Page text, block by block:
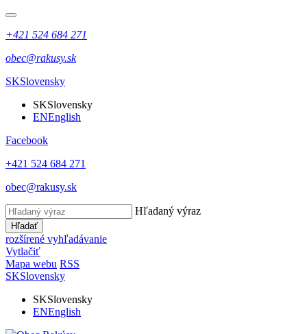
+421 524 684 271
obec@rakusy.sk
SKSlovensky
SKSlovensky
ENEnglish
Facebook
+421 524 684 271
obec@rakusy.sk
Hľadaný výraz
Hľadať
rozšírené vyhľadávanie
Vytlačiť
Mapa webu RSS
SKSlovensky
SKSlovensky
ENEnglish